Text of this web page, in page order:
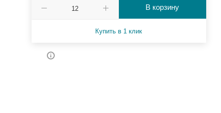
В корзину
Купить в 1 клик